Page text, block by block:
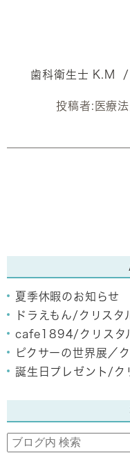
歯科衛生士 K.M /
投稿者: 医療
夏季休暇のお知らせ
ドラえもん/クリスタ
cafe1894/クリスタ
ピクサーの世界展／
誕生日プレゼント/ク